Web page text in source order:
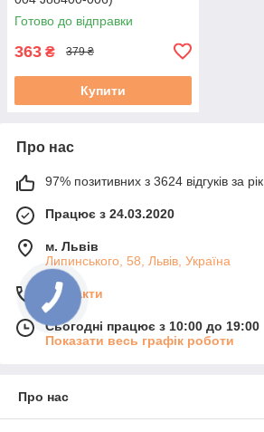
802.11a/b/g/n/ac
2,4GHz/5GHz! б/в
Готово до відправки
363 ₴ 379 ₴
Купити
Про нас
97% позитивних з 3624 відгуків за рік
Працює з 24.03.2020
м. Львів
Липинського, 58, Львів, Україна
Контакти
Сьогодні працює з 10:00 до 19:00
Показати весь графік роботи
Про нас